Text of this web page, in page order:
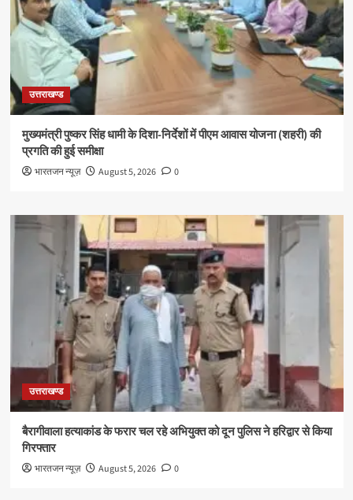
उत्तराखण्ड
मुख्यमंत्री पुष्कर सिंह धामी के दिशा-निर्देशों में पीएम आवास योजना (शहरी) की
प्रगति की हुई समीक्षा
भारतजन न्यूज़ August 5, 2026 0
उत्तराखण्ड
बैरागीवाला हत्याकांड के फरार चल रहे अभियुक्त को दून पुलिस ने हरिद्वार से किया
गिरफ्तार
भारतजन न्यूज़ August 5, 2026 0